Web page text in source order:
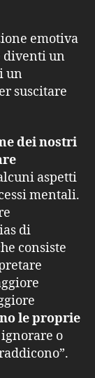
emotiva
diventi un
un
suscitare
dei nostri
aspetti
mentali.
di
consiste
le proprie
o